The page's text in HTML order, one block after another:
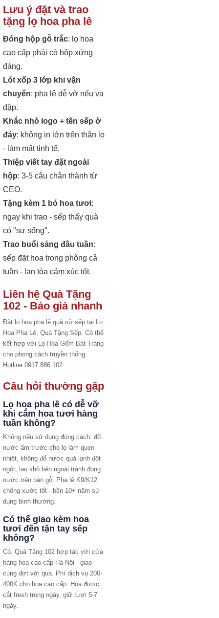
Lưu ý đặt và trao
tặng lọ hoa pha lê
Đóng hộp gỗ trắc: lọ hoa
cao cấp phải có hộp xứng
đáng.
Lót xốp 3 lớp khi vận
chuyển: pha lê dễ vỡ nếu va
đập.
Khắc nhỏ logo + tên sếp ở
đáy: không in lớn trên thân lọ
- làm mất tinh tế.
Thiệp viết tay đặt ngoài
hộp: 3-5 câu chân thành từ
CEO.
Tặng kèm 1 bó hoa tươi:
ngay khi trao - sếp thấy quà
có "sự sống".
Trao buổi sáng đầu tuần:
sếp đặt hoa trong phòng cả
tuần - lan tỏa cảm xúc tốt.
Liên hệ Quà Tặng
102 - Báo giá nhanh
Đặt lọ hoa pha lê quà nữ sếp tại Lọ
Hoa Pha Lê, Quà Tặng Sếp. Có thể
kết hợp với Lọ Hoa Gốm Bát Tràng
cho phong cách truyền thống.
Hotline 0917.886.102.
Câu hỏi thường gặp
Lọ hoa pha lê có dễ vỡ
khi cắm hoa tươi hàng
tuần không?
Không nếu sử dụng đúng cách: đổ
nước ấm trước cho lọ làm quen
nhiệt, không đổ nước quá lạnh đột
ngột, lau khô bên ngoài tránh đọng
nước trên bàn gỗ. Pha lê K9/K12
chống xước tốt - bền 10+ năm sử
dụng bình thường.
Có thể giao kèm hoa
tươi đến tận tay sếp
không?
Có. Quà Tặng 102 hợp tác với cửa
hàng hoa cao cấp Hà Nội - giao
cùng đợt với quà. Phí dịch vụ 200-
400K cho hoa cao cấp. Hoa được
cắt fresh trong ngày, giữ tươi 5-7
ngày.